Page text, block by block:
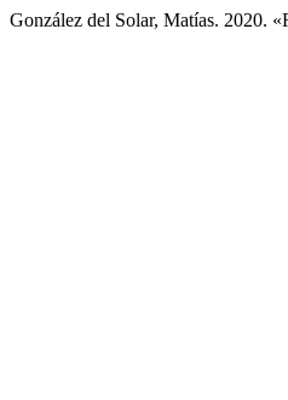
González del Solar, Matías. 2020.